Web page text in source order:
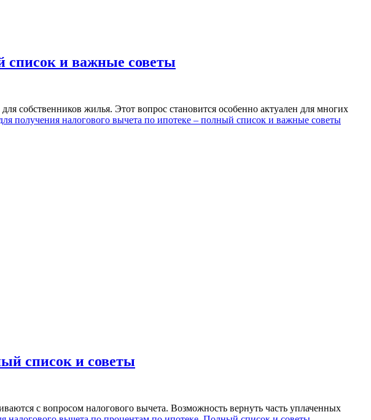
список и важные советы
собственников жилья. Этот вопрос становится особенно актуален для многих
получения налогового вычета по ипотеке – полный список и важные советы
список и советы
с вопросом налогового вычета. Возможность вернуть часть уплаченных